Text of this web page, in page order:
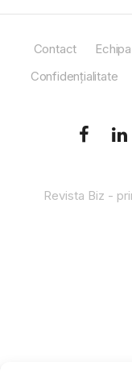
Contact
Confidențialitate
Revista Biz -